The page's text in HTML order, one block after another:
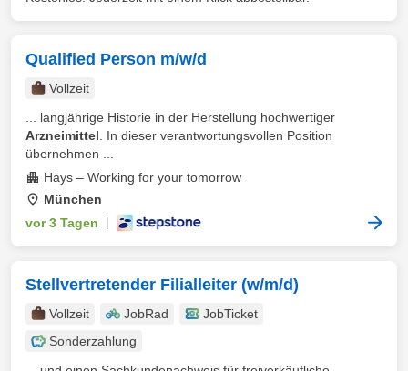
Qualified Person m/w/d
Vollzeit
... langjährige Historie in der Herstellung hochwertiger
Arzneimittel . In dieser verantwortungsvollen Position
übernehmen ...
Hays – Working for your tomorrow
München
vor 3 Tagen
Stellvertretender Filialleiter (w/m/d)
Vollzeit JobRad
JobTicket
Sonderzahlung